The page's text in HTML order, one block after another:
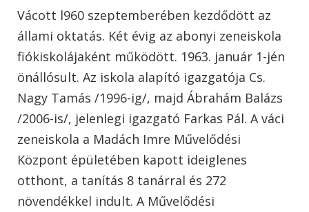
Vácott l960 szeptemberében kezdődött az
állami oktatás. Két évig az abonyi zeneiskola
fiókiskolájaként működött. 1963. január 1-jén
önállósult. Az iskola alapító igazgatója Cs.
Nagy Tamás /1996-ig/, majd Ábrahám Balázs
/2006-is/, jelenlegi igazgató Farkas Pál. A váci
zeneiskola a Madách Imre Művelődési
Központ épületében kapott ideiglenes
otthont, a tanítás 8 tanárral és 272
növendékkel indult. A Művelődési